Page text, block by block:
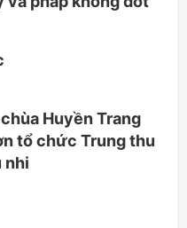
Huyền Trang
tổ chức Trung thu
nhi